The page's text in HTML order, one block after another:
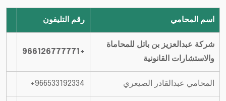
اسم المحامي رقم التليفون
شركة عبدالعزيز بن باتل للمحاماة
والاستشارات القانونية
+966126777771
المحامي عبدالقادر الصيعري